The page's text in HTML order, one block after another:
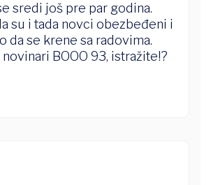
sredi još pre par godina.
su i tada novci obezbeđeni i
da se krene sa radovima.
BOOO 93, istražite!?